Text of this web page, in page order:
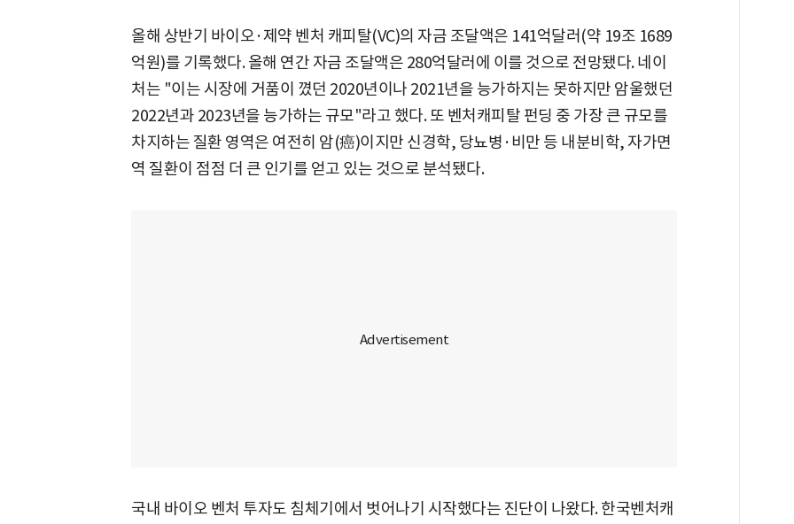
올해 상반기 바이오·제약 벤처 캐피탈(VC)의 자금 조달액은 141억달러(약 19조 1689
억원)를 기록했다. 올해 연간 자금 조달액은 280억달러에 이를 것으로 전망됐다. 네이
처는 "이는 시장에 거품이 꼈던 2020년이나 2021년을 능가하지는 못하지만 암울했던
2022년과 2023년을 능가하는 규모"라고 했다. 또 벤처캐피탈 펀딩 중 가장 큰 규모를
차지하는 질환 영역은 여전히 암(癌)이지만 신경학, 당뇨병·비만 등 내분비학, 자가면
역 질환이 점점 더 큰 인기를 얻고 있는 것으로 분석됐다.
국내 바이오 벤처 투자도 침체기에서 벗어나기 시작했다는 진단이 나왔다. 한국벤처캐